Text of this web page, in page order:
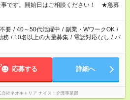
の勤務が必要です
事です。開始日はご相談ください！ ★急募
要 / 40～50代活躍中 / 副業・WワークOK /
務 / 10名以上の大量募集 / 電話対応なし / パ
応募する 詳細へ
会社ネオキャリア ナイス！介護事業部